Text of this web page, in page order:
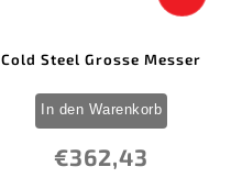
Cold Steel Grosse Messer
€362,43
In den Warenkorb